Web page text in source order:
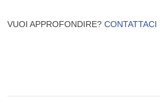
VUOI APPROFONDIRE? CONTATTACI